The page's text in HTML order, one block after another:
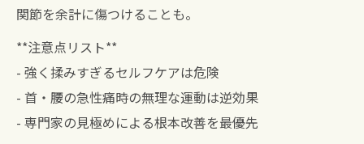
関節を余計に傷つけることも。
**注意点リスト**
- 強く揉みすぎるセルフケアは危険
- 首・腰の急性痛時の無理な運動は逆効果
- 専門家の見極めによる根本改善を最優先